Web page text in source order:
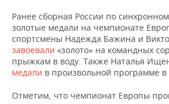
ТОРГОВЫЕ ЦЕНТРЫ
ТАТАРСТАНА
ИНВЕСТИЦИИ
МАШИНОСТРОЕНИЕ
НЕФТЕХИМИЯ
НЕФТЬ
ОПК
НОВОСТИ БИЗНЕСА
РОЗНИЧНАЯ ТОРГОВЛЯ
ТЕХНОЛОГИИ
НОВОСТИ ТЕХНОЛОГИЙ
МЕРОПРИЯТИЯ
Ранее сборная России по
золотые медали на чемпионате
спортсмены Надежда Бажина и
завоевали «золото» на командных
прыжкам в воду. Также Наталья
медали в произвольной программе в
Отметим, что чемпионат Европы